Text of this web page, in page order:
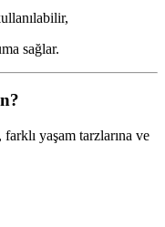
sağlar.
yaşam tarzlarına ve